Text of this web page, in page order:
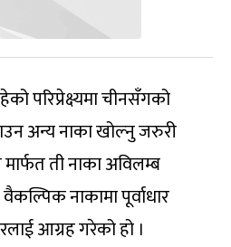
परिप्रेक्ष्यमा चीनसँगको
अन्य नाका खोल्नु जरुरी
ती नाका अविलम्ब
नाकामा पूर्वाधार
आग्रह गरेको हो ।